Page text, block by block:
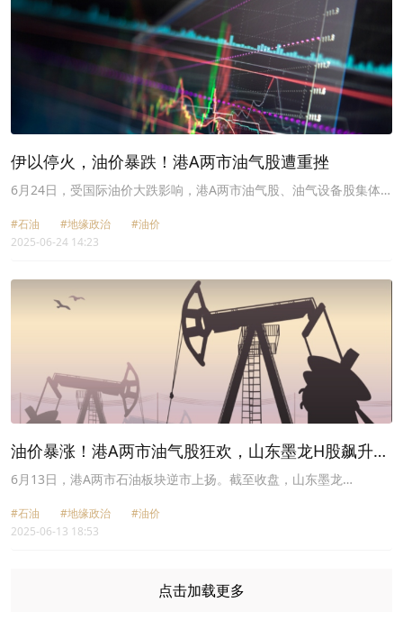
伊以停火，油价暴跌！港A两市油气股遭重挫
6月24日，受国际油价大跌影响，港A两市油气股、油气设备股集体
能源（03395.HK）大跌34.72%，MI能源（01555.HK）跌31.75%，
山东墨龙（00568.HK）跌19.47%，延长石油国际（00346.HK）跌
#石油 #地缘政治
#油价
2025-06-24 14:23
油价暴涨！港A两市油气股狂欢，山东墨龙H股飙升逾
75%
6月13日，港A两市石油板块逆市上扬。截至收盘，山东墨龙
32.35%，中石化油服（01033.HK）涨25%，中海油田服务
（02883.HK）涨3.27%，中国海洋石油（00883.HK）涨2.07%，昆
#石油 #地缘政治
#油价
2025-06-13 18:53
点击加载更多